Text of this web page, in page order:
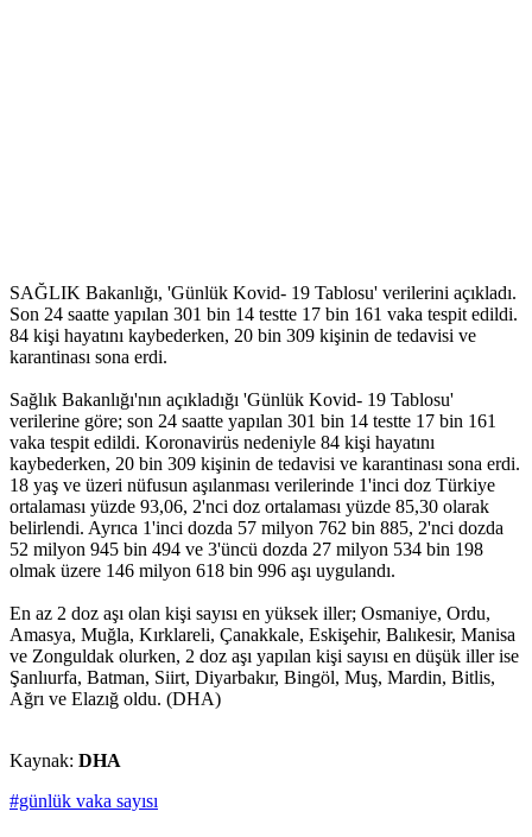
SAĞLIK Bakanlığı, 'Günlük Kovid- 19 Tablosu' verilerini açıkladı.
Son 24 saatte yapılan 301 bin 14 testte 17 bin 161 vaka tespit edildi.
84 kişi hayatını kaybederken, 20 bin 309 kişinin de tedavisi ve
karantinası sona erdi.
Sağlık Bakanlığı'nın açıkladığı 'Günlük Kovid- 19 Tablosu'
verilerine göre; son 24 saatte yapılan 301 bin 14 testte 17 bin 161
vaka tespit edildi. Koronavirüs nedeniyle 84 kişi hayatını
kaybederken, 20 bin 309 kişinin de tedavisi ve karantinası sona erdi.
18 yaş ve üzeri nüfusun aşılanması verilerinde 1'inci doz Türkiye
ortalaması yüzde 93,06, 2'nci doz ortalaması yüzde 85,30 olarak
belirlendi. Ayrıca 1'inci dozda 57 milyon 762 bin 885, 2'nci dozda
52 milyon 945 bin 494 ve 3'üncü dozda 27 milyon 534 bin 198
olmak üzere 146 milyon 618 bin 996 aşı uygulandı.
En az 2 doz aşı olan kişi sayısı en yüksek iller; Osmaniye, Ordu,
Amasya, Muğla, Kırklareli, Çanakkale, Eskişehir, Balıkesir, Manisa
ve Zonguldak olurken, 2 doz aşı yapılan kişi sayısı en düşük iller ise
Şanlıurfa, Batman, Siirt, Diyarbakır, Bingöl, Muş, Mardin, Bitlis,
Ağrı ve Elazığ oldu. (DHA)
Kaynak: DHA
#günlük vaka sayısı